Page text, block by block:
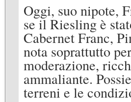
Oggi, suo nipote,
se il Riesling è
Cabernet Franc,
nota soprattutto
moderazione,
ammaliante.
terreni e le